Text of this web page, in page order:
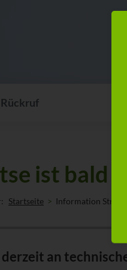
ist bald
Startseite Information
an